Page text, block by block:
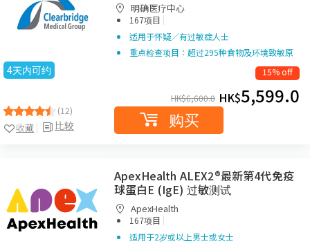
4天内可约
(12)
比较
收藏
明确医疗中心
167项目 |
适用于怀疑／有过敏症人士
重点检查项目：超过295种食物及环境致敏原
15% off
HK$6,600.0 HK$5,599.0
购买
ApexHealth ALEX2®最新第4代免疫
球蛋白E (IgE) 过敏测试
ApexHealth
167项目 |
适用于2岁或以上男士或女士